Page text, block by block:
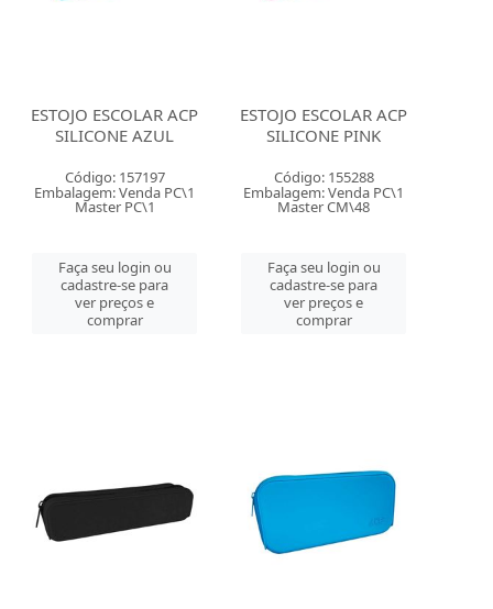
ESTOJO ESCOLAR ACP
SILICONE AZUL
Código: 157197
Embalagem: Venda PC\1
Master PC\1
Faça seu login ou
cadastre-se para
ver preços e
comprar
ESTOJO ESCOLAR ACP
SILICONE PINK
Código: 155288
Embalagem: Venda PC\1
Master CM\48
Faça seu login ou
cadastre-se para
ver preços e
comprar